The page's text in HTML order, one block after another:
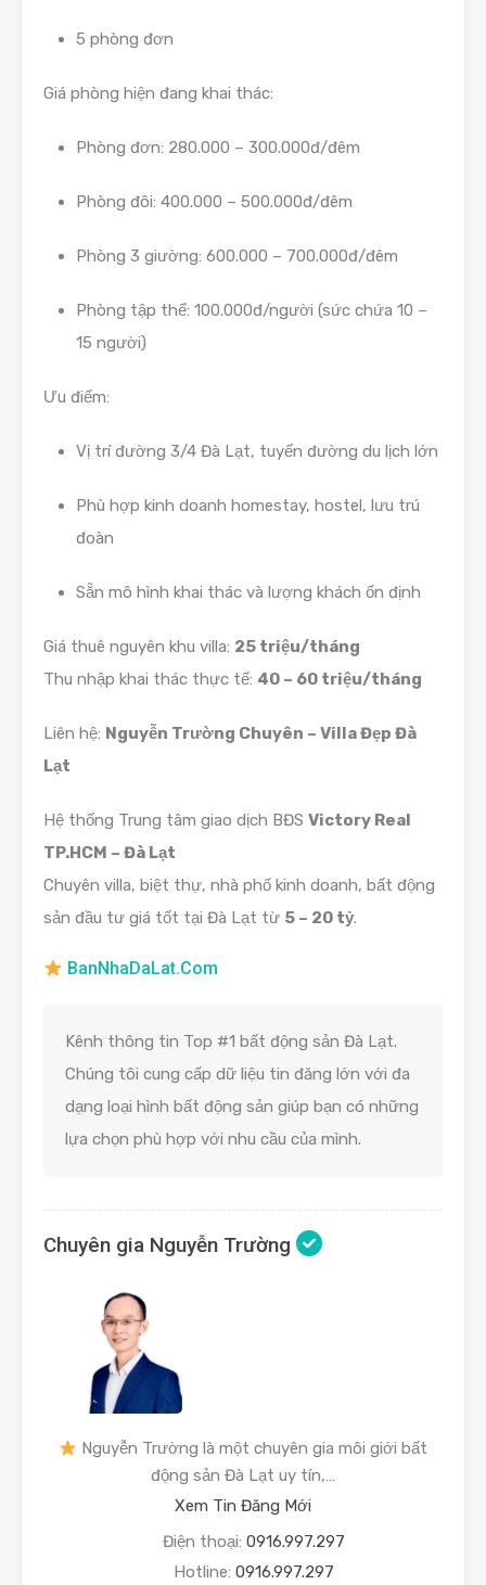
5 phòng đơn
Giá phòng hiện đang khai thác:
Phòng đơn: 280.000 – 300.000đ/đêm
Phòng đôi: 400.000 – 500.000đ/đêm
Phòng 3 giường: 600.000 – 700.000đ/đêm
Phòng tập thể: 100.000đ/người (sức chứa 10 –
15 người)
Ưu điểm:
Vị trí đường 3/4 Đà Lạt, tuyến đường du lịch lớn
Phù hợp kinh doanh homestay, hostel, lưu trú
đoàn
Sẵn mô hình khai thác và lượng khách ổn định
Giá thuê nguyên khu villa: 25 triệu/tháng
Thu nhập khai thác thực tế: 40 – 60 triệu/tháng
Liên hệ: Nguyễn Trường Chuyên – Villa Đẹp Đà
Lạt
Hệ thống Trung tâm giao dịch BĐS Victory Real
TP.HCM – Đà Lạt
Chuyên villa, biệt thự, nhà phố kinh doanh, bất động
sản đầu tư giá tốt tại Đà Lạt từ 5 – 20 tỷ.
BanNhaDaLat.Com
Kênh thông tin Top #1 bất động sản Đà Lạt.
Chúng tôi cung cấp dữ liệu tin đăng lớn với đa
dạng loại hình bất động sản giúp bạn có những
lựa chọn phù hợp với nhu cầu của mình.
Chuyên gia Nguyễn Trường
Nguyễn Trường là một chuyên gia môi giới bất
động sản Đà Lạt uy tín,…
Xem Tin Đăng Mới
Điện thoại: 0916.997.297
Hotline: 0916.997.297